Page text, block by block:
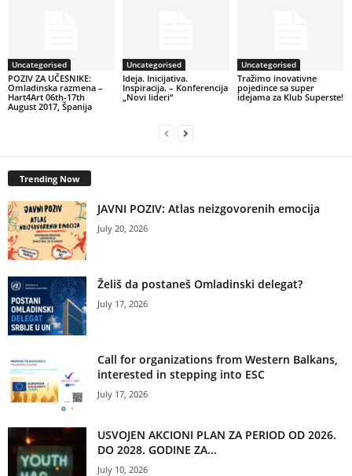
Uncategorised
POZIV ZA UČESNIKE:
Omladinska razmena –
Hart4Art 06th-17th
August 2017, Španija
Uncategorised
Ideja. Inicijativa.
Inspiracija. – Konferencija
„Novi lideri“
Uncategorised
Tražimo inovativne
pojedince sa super
idejama za Klub Superste!
Trending Now
JAVNI POZIV: Atlas neizgovorenih emocija
July 20, 2026
Želiš da postaneš Omladinski delegat?
July 17, 2026
Call for organizations from Western Balkans,
interested in stepping into ESC
July 17, 2026
USVOJEN AKCIONI PLAN ZA PERIOD OD 2026.
DO 2028. GODINE ZA...
July 10, 2026